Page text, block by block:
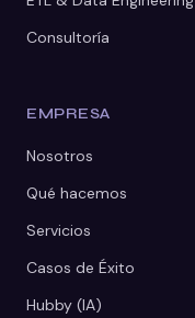
Consultoría
EMPRESA
Nosotros
Qué hacemos
Servicios
Casos de Éxito
Hubby (IA)